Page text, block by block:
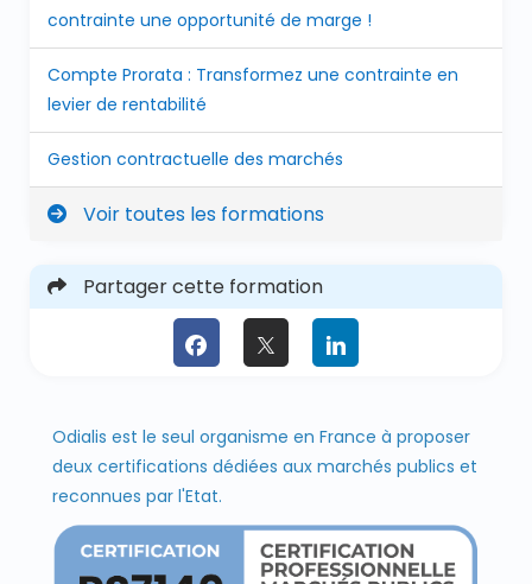
contrainte une opportunité de marge !
Compte Prorata : Transformez une contrainte en
levier de rentabilité
Gestion contractuelle des marchés
Voir toutes les formations
Partager cette formation
Odialis est le seul organisme en France à proposer
deux certifications dédiées aux marchés publics et
reconnues par l'Etat.